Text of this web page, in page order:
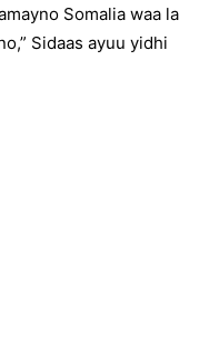
Somalia waa la
Sidaas ayuu yidhi